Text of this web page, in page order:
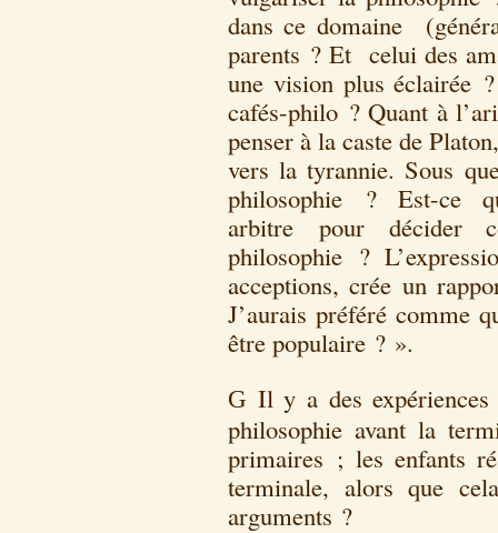
dans ce domaine
parents ? Et celui des
une vision plus éclairée
cafés-philo ? Quant à
penser à la caste de
vers la tyrannie. Sous
philosophie ? Est-ce
arbitre pour décider
philosophie ?
acceptions, crée un
J’aurais préféré comme
être populaire ? ».
G Il y a des expériences
philosophie avant la
primaires ; les enfants
terminale, alors que
arguments ?